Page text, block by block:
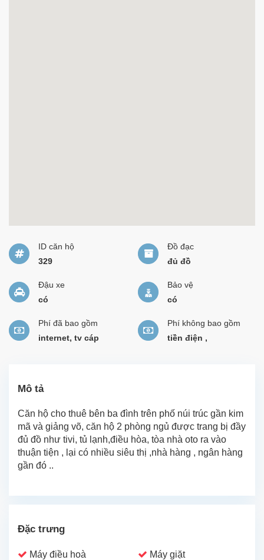
ID căn hộ
329
Đồ đạc
đủ đồ
Đậu xe
có
Bảo vệ
có
Phí đã bao gồm
internet, tv cáp
Phí không bao gồm
tiền điện ,
Mô tả
Căn hộ cho thuê bên ba đình trên phố núi trúc gần kim
mã và giảng võ, căn hộ 2 phòng ngủ được trang bị đầy
đủ đồ như tivi, tủ lạnh,điều hòa, tòa nhà oto ra vào
thuận tiện , lại có nhiều siêu thị ,nhà hàng , ngân hàng
gần đó ..
Đặc trưng
Máy điều hoà Máy giặt